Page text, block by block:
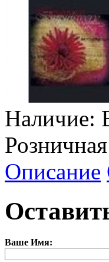
Наличие:
Описание
Ваше Имя: